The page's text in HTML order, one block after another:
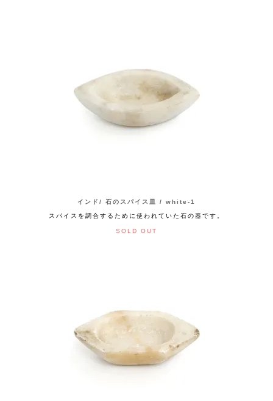
インド/ 石のスパイス皿 / white-1
スパイスを調合するために使われていた石の器です。
SOLD OUT